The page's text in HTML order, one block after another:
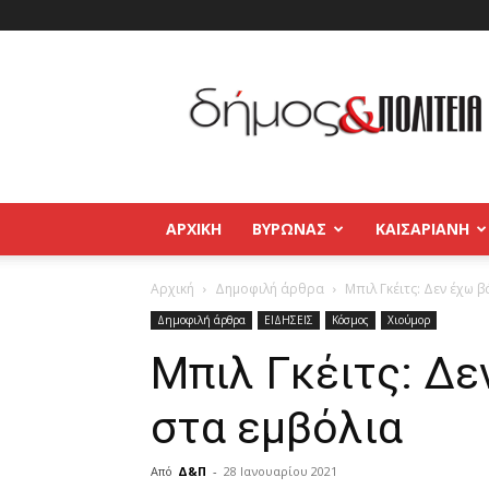
και
Πολιτεία
Βύρωνας
–
Παγκράτι
ΑΡΧΙΚΉ ΒΥΡΩΝΑΣ ΚΑΙΣΑΡΙΑΝΗ
Αρχική Δημοφιλή άρθρα Μπιλ Γκέιτς: Δεν έχω
Δημοφιλή άρθρα ΕΙΔΗΣΕΙΣ Κόσμος Χιούμορ
Μπιλ Γκέιτς:
στα εμβόλια
Από Δ&Π - 28 Ιανουαρίου 2021